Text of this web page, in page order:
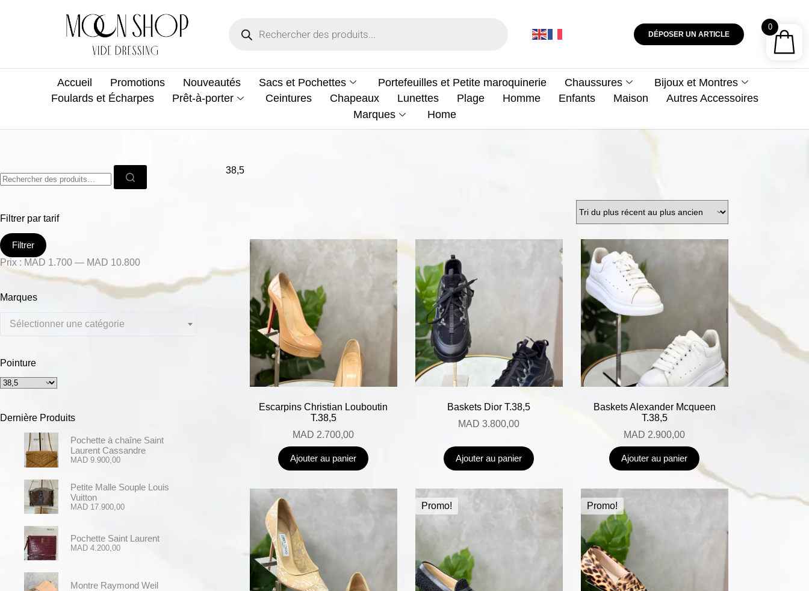
DÉPOSER UN ARTICLE
Accueil Promotions Nouveautés Sacs et Pochettes Portefeuilles et Petite maroquinerie Chaussures
Bijoux et Montres
Foulards et Écharpes
Prêt-à-porter Ceintures Chapeaux Lunettes Plage Homme Enfants Maison
Autres Accessoires
Marques
Home
38,5
Escarpins Christian Louboutin
T.38,5
MAD 2.700,00
Ajouter au panier
Baskets Dior T.38,5
MAD 3.800,00
Ajouter au panier
Baskets Alexander Mcqueen
T.38,5
MAD 2.900,00
Ajouter au panier
Promo! Promo!
Filtrer par tarif
Filtrer
Prix : MAD 1.700 — MAD 10.800
Marques
Sélectionner une catégorie
Pointure
Dernière Produits
Pochette à chaîne Saint
Laurent Cassandre
MAD 9.900,00
Petite Malle Souple Louis
Vuitton
MAD 17.900,00
Pochette Saint Laurent
MAD 4.200,00
Montre Raymond Weil
0